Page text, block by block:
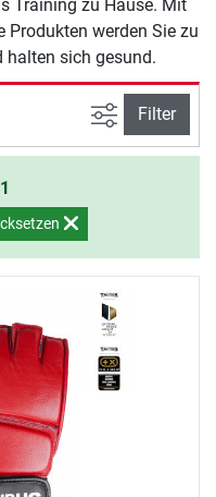
Training zu Hause. Mit
werden Sie zu
halten sich gesund.
Ansicht
Filter
1